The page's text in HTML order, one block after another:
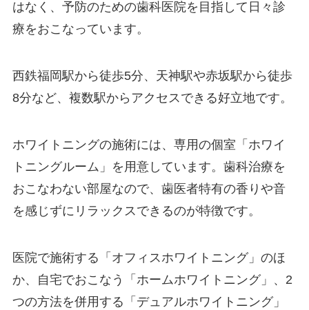
はなく、予防のための歯科医院を目指して日々診
療をおこなっています。
西鉄福岡駅から徒歩5分、天神駅や赤坂駅から徒歩
8分など、複数駅からアクセスできる好立地です。
ホワイトニングの施術には、専用の個室「ホワイ
トニングルーム」を用意しています。歯科治療を
おこなわない部屋なので、歯医者特有の香りや音
を感じずにリラックスできるのが特徴です。
医院で施術する「オフィスホワイトニング」のほ
か、自宅でおこなう「ホームホワイトニング」、2
つの方法を併用する「デュアルホワイトニング」